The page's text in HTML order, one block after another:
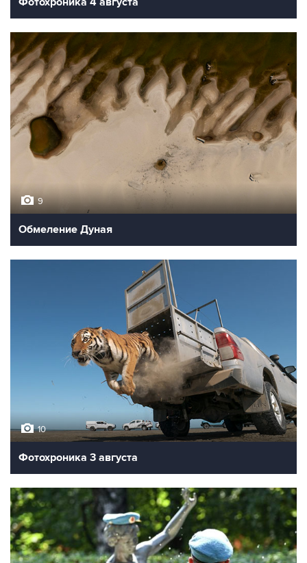
9
Обмеление Дуная
10
Фотохроника 3 августа